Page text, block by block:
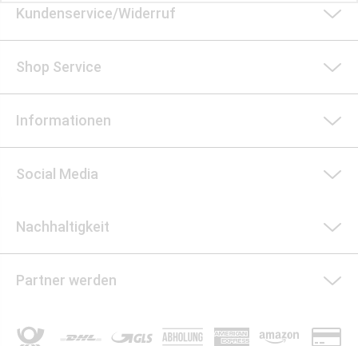
Kundenservice/Widerruf
Shop Service
Informationen
Social Media
Nachhaltigkeit
Partner werden